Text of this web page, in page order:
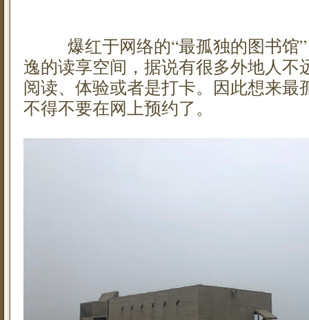
爆红于网络的“最孤独的图书馆”
逸的读享空间，据说有很多外地人不
阅读、体验或者是打卡。因此想来最
不得不要在网上预约了。